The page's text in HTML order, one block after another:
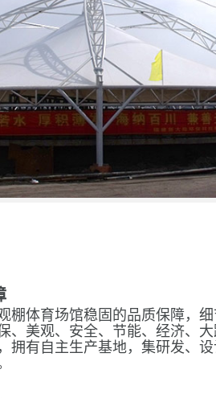
棚体育场馆稳固的品质保障，
、美观、安全、节能、经济、
拥有自主生产基地，集研发、